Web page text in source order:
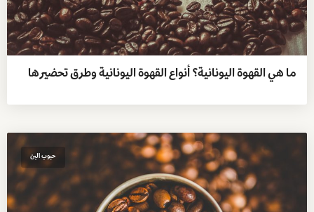
ما هي القهوة اليونانية؟ أنواع القهوة اليونانية وطرق تحضيرها
حبوب البن